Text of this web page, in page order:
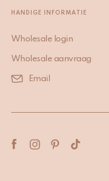
HANDIGE INFORMATIE
Wholesale login
Wholesale aanvraag
Email